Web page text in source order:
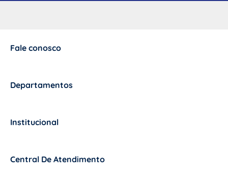
Fale conosco
Departamentos
Institucional
Central De Atendimento